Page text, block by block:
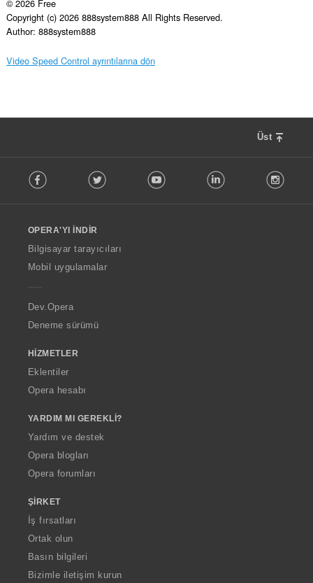
© 2026 Free
Copyright (c) 2026 888system888 All Rights Reserved.
Author: 888system888
Video Speed Control ayrıntılarına dön
Üst
o
w
O
p
a
Facebook Twitter Youtube LinkedIn
OPERA'YI İNDIR
Bilgisayar tarayıcıları
Mobil uygulamalar
Dev.Opera
Deneme sürümü
HIZMETLER
Eklentiler
Opera hesabı
YARDIM MI GEREKLI?
Yardım ve destek
Opera blogları
Opera forumları
ŞIRKET
İş fırsatları
Ortak olun
Basın bilgileri
Bizimle iletişim kurun